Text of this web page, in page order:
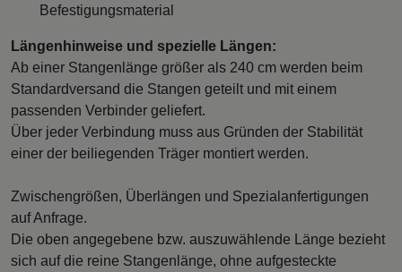
Befestigungsmaterial
Längenhinweise und spezielle Längen:
Ab einer Stangenlänge größer als 240 cm werden beim
Standardversand die Stangen geteilt und mit einem
passenden Verbinder geliefert.
Über jeder Verbindung muss aus Gründen der Stabilität
einer der beiliegenden Träger montiert werden.
Zwischengrößen, Überlängen und Spezialanfertigungen
auf Anfrage.
Die oben angegebene bzw. auszuwählende Länge bezieht
sich auf die reine Stangenlänge, ohne aufgesteckte